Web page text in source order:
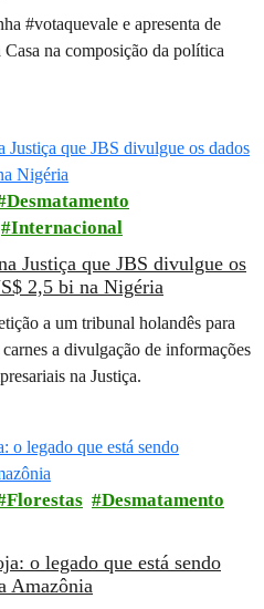
#votaquevale e apresenta de
na composição da política
Desmatamento
Internacional
Justiça que JBS divulgue os
2,5 bi na Nigéria
a um tribunal holandês para
a divulgação de informações
na Justiça.
Florestas
Desmatamento
o legado que está sendo
Amazônia